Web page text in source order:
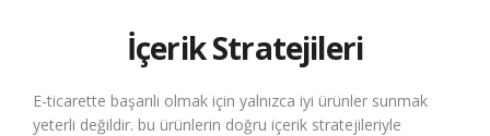
İçerik Stratejileri
E-ticarette başarılı olmak için yalnızca iyi ürünler sunmak
yeterli değildir. bu ürünlerin doğru içerik stratejileriyle